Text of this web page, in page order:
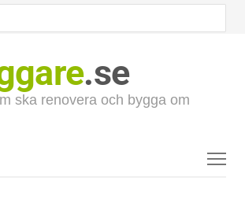
.se
ska renovera och bygga om